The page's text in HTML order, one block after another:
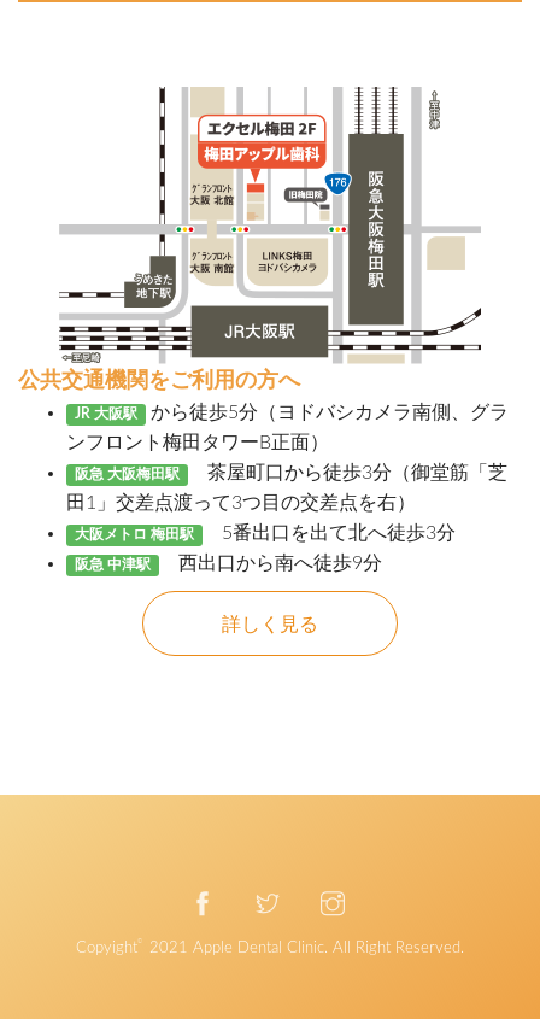
公共交通機関をご利用の方へ
JR 大阪駅
から徒歩5分（ヨドバシカメラ南側、グラ
ンフロント梅田タワーB正面）
阪急 大阪梅田駅
茶屋町口から徒歩3分（御堂筋「芝
田1」交差点渡って3つ目の交差点を右）
大阪メトロ 梅田駅 5番出口を出て北へ徒歩3分
阪急 中津駅 西出口から南へ徒歩9分
詳しく見る
Copyight
©
2021 Apple Dental Clinic. All Right Reserved.